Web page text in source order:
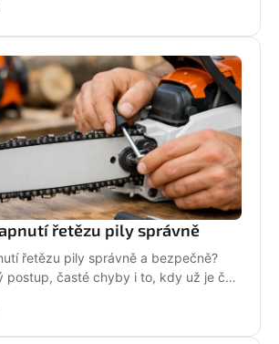
řetězu pily správně
řetězu pily správně a bezpečně?
postup, časté chyby i to, kdy už je čas